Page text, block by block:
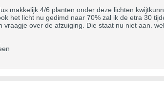
makkelijk 4/6 planten onder deze lichten
het licht nu gedimd naar 70% zal ik de etra 30
vraagje over de afzuiging. Die staat nu niet aan.